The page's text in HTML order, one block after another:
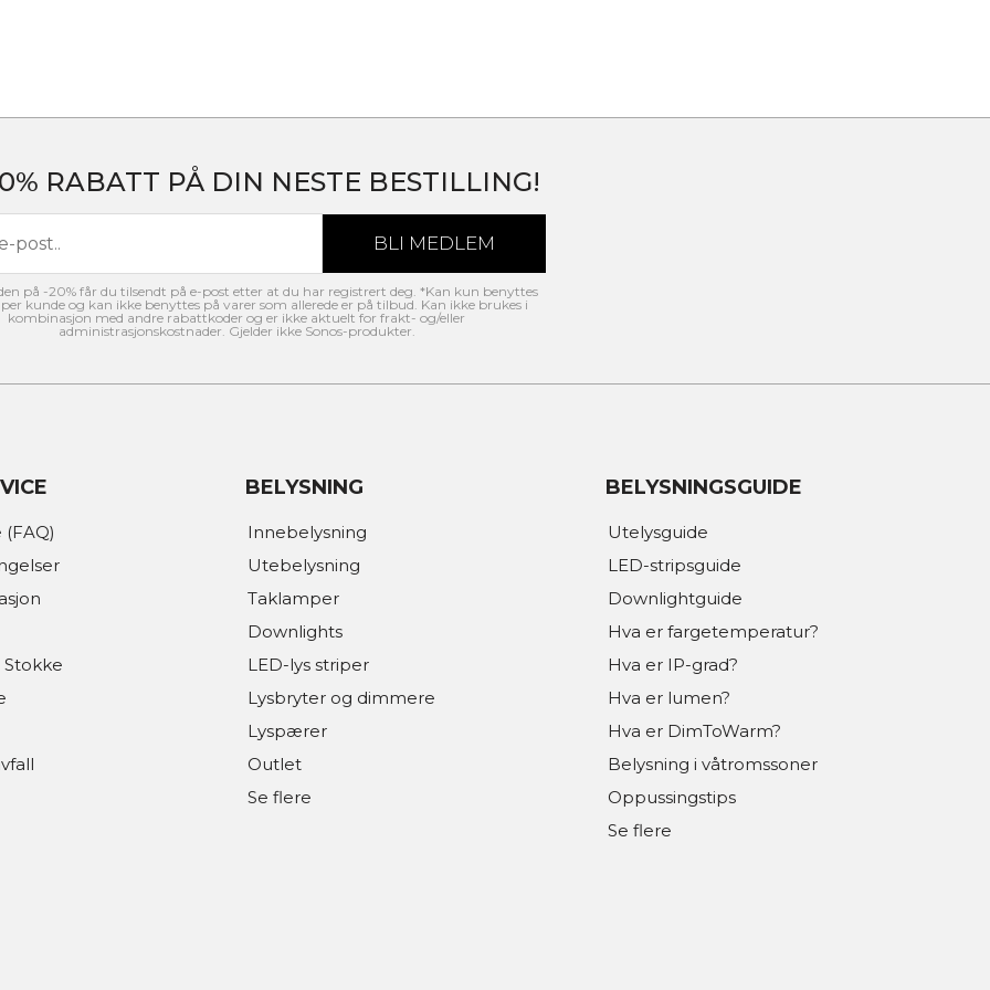
RABATT PÅ DIN NESTE BESTILLING!
på -20% får du tilsendt på e-post etter at du har registrert deg. *Kan kun benyttes
kunde og kan ikke benyttes på varer som allerede er på tilbud. Kan ikke brukes i
kombinasjon med andre rabattkoder og er ikke aktuelt for frakt- og/eller
administrasjonskostnader. Gjelder ikke Sonos-produkter.
BELYSNING
Innebelysning
Utebelysning
Taklamper
Downlights
LED-lys striper
Lysbryter og dimmere
Lyspærer
Outlet
Se flere
BELYSNINGSGUIDE
Utelysguide
LED-stripsguide
Downlightguide
Hva er fargetemperatur?
Hva er IP-grad?
Hva er lumen?
Hva er DimToWarm?
Belysning i våtromssoner
Oppussingstips
Se flere